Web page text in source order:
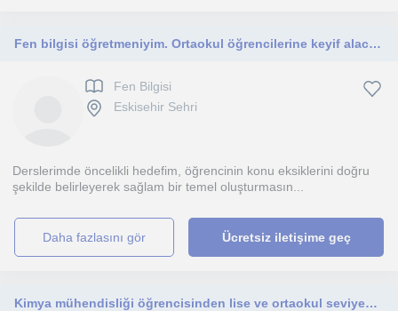
Fen bilgisi öğretmeniyim. Ortaokul öğrencilerine keyif alacağı şekilde fen bilimleri dersi veriyorum.
Fen Bilgisi
Eskisehir Sehri
Derslerimde öncelikli hedefim, öğrencinin konu eksiklerini doğru
şekilde belirleyerek sağlam bir temel oluşturmasın...
daha fazlasını gör Ücretsiz iletişime geç
Kimya mühendisliği öğrencisinden lise ve ortaokul seviyesine özel ödev koçluğu ve kimya dersi